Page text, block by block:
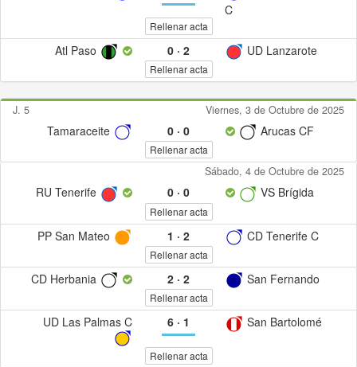
C
Rellenar acta
Atl Paso 0· 2 UD Lanzarote
Rellenar acta
J. 5 Viernes, 3 de Octubre de 2025
Tamaraceite 0· 0 Arucas CF
Rellenar acta
Sábado, 4 de Octubre de 2025
RU Tenerife 0· 0 VS Brígida
Rellenar acta
PP San Mateo 1 · 2 CD Tenerife C
Rellenar acta
CD Herbania 2· 2 San Fernando
Rellenar acta
UD Las Palmas C 6· 1 San Bartolomé
Rellenar acta